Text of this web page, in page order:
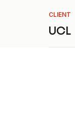
CLIENT
UCL